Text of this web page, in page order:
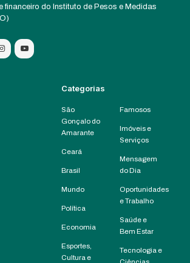
financeiro do Instituto de Pesos e Medidas
Categorias
São
Gonçalo do
Amarante
Ceará
Brasil
Mundo
Política
Economia
Esportes,
Cultura e
Famosos
Imóveis e
Serviços
Mensagem
do Dia
Oportunidades
e Trabalho
Saúde e
Bem Estar
Tecnologia e